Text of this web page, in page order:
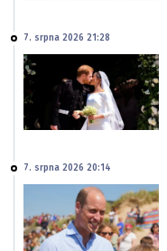
7. srpna 2026 21:28
7. srpna 2026 20:14